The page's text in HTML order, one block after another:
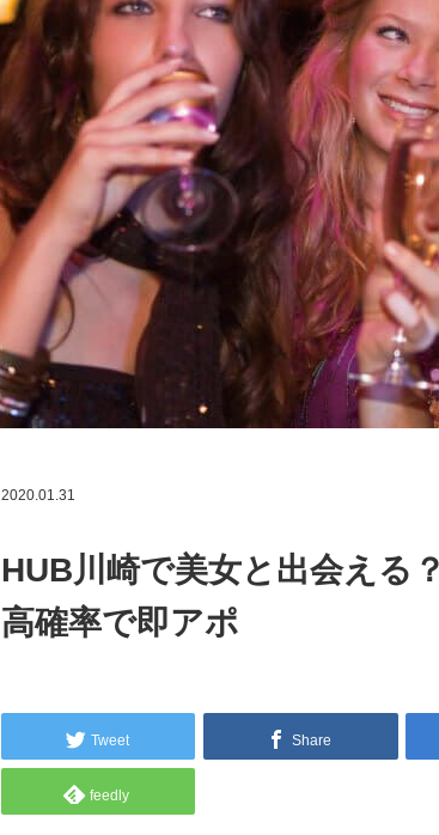
2020.01.31
HUB川崎で美女と出会える
高確率で即アポ
Tweet Share
feedly